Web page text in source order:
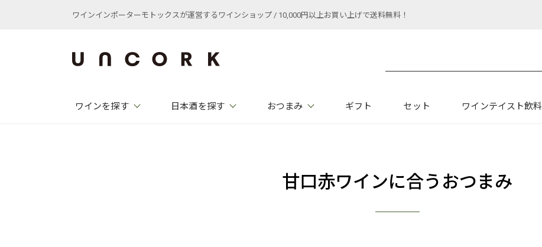
ワインインポーターモトックスが運営するワインショップ / 10,000円以上お買い上げで送料無料！
ワインを探す 日本酒を探す おつまみ ギフト セット ワインテイスト飲料
甘口赤ワインに合うおつまみ